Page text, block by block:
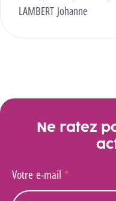
LAMBERT Johanne
Ne ratez
Votre e-mail *